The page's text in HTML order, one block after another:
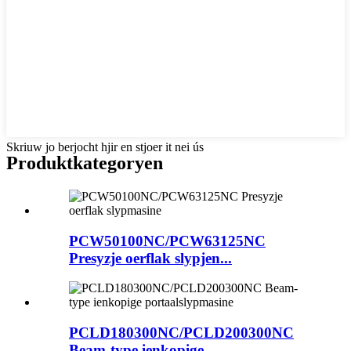
Skriuw jo berjocht hjir en stjoer it nei ús
Produktkategoryen
PCW50100NC/PCW63125NC
Presyzje oerflak slypjen...
PCLD180300NC/PCLD200300NC